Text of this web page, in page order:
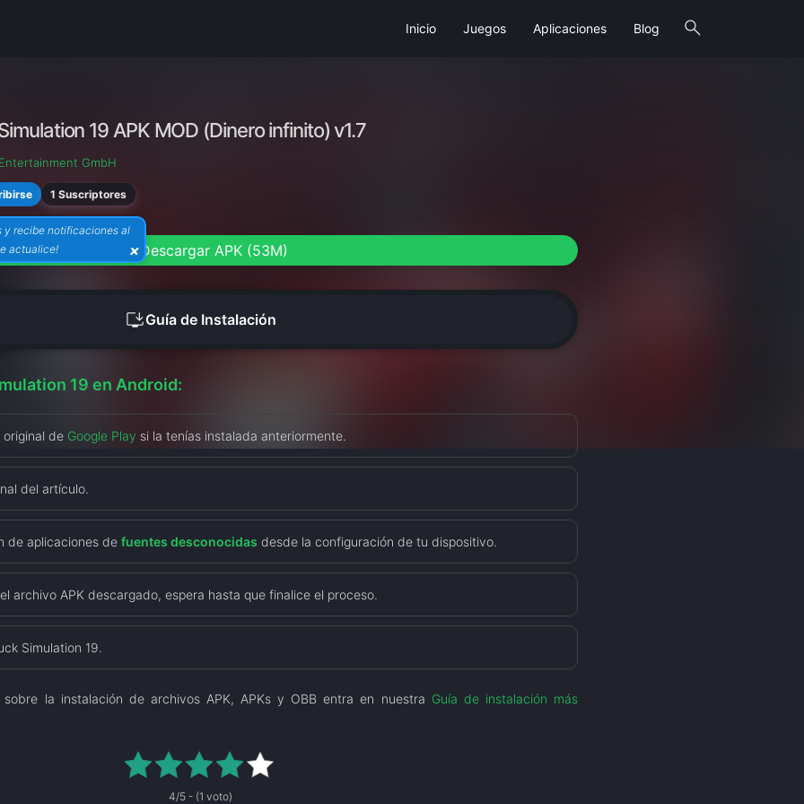
search
Inicio Juegos Aplicaciones Blog
19 APK MOD (Dinero infinito) v1.7
GmbH
1 Suscriptores
y recibe notificaciones al
actualice!
×
downloadDescargar APK (53M)
install_desktopGuía de Instalación
19 en Android:
original de Google Play si la tenías instalada anteriormente.
del artículo.
de aplicaciones de fuentes desconocidas desde la configuración de tu dispositivo.
archivo APK descargado, espera hasta que finalice el proceso.
Simulation 19.
la instalación de archivos APK, APKs y OBB entra en nuestra Guía de instalación más
4/5 - (1 voto)